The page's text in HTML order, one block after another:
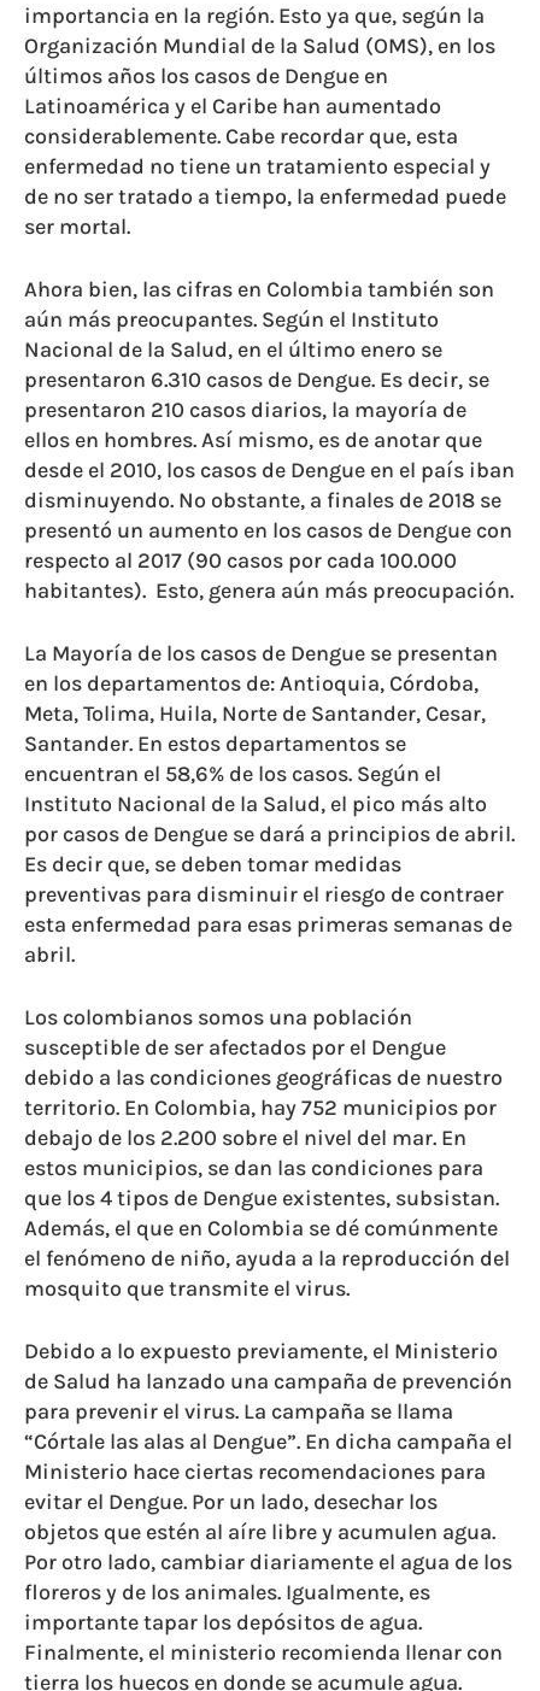
importancia en la región. Esto ya que, según la
Organización Mundial de la Salud (OMS), en los
últimos años los casos de Dengue en
Latinoamérica y el Caribe han aumentado
considerablemente. Cabe recordar que, esta
enfermedad no tiene un tratamiento especial y
de no ser tratado a tiempo, la enfermedad puede
ser mortal.
Ahora bien, las cifras en Colombia también son
aún más preocupantes. Según el Instituto
Nacional de la Salud, en el último enero se
presentaron 6.310 casos de Dengue. Es decir, se
presentaron 210 casos diarios, la mayoría de
ellos en hombres. Así mismo, es de anotar que
desde el 2010, los casos de Dengue en el país iban
disminuyendo. No obstante, a finales de 2018 se
presentó un aumento en los casos de Dengue con
respecto al 2017 (90 casos por cada 100.000
habitantes). Esto, genera aún más preocupación.
La Mayoría de los casos de Dengue se presentan
en los departamentos de: Antioquia, Córdoba,
Meta, Tolima, Huila, Norte de Santander, Cesar,
Santander. En estos departamentos se
encuentran el 58,6% de los casos. Según el
Instituto Nacional de la Salud, el pico más alto
por casos de Dengue se dará a principios de abril.
Es decir que, se deben tomar medidas
preventivas para disminuir el riesgo de contraer
esta enfermedad para esas primeras semanas de
abril.
Los colombianos somos una población
susceptible de ser afectados por el Dengue
debido a las condiciones geográficas de nuestro
territorio. En Colombia, hay 752 municipios por
debajo de los 2.200 sobre el nivel del mar. En
estos municipios, se dan las condiciones para
que los 4 tipos de Dengue existentes, subsistan.
Además, el que en Colombia se dé comúnmente
el fenómeno de niño, ayuda a la reproducción del
mosquito que transmite el virus.
Debido a lo expuesto previamente, el Ministerio
de Salud ha lanzado una campaña de prevención
para prevenir el virus. La campaña se llama
“Córtale las alas al Dengue”. En dicha campaña el
Ministerio hace ciertas recomendaciones para
evitar el Dengue. Por un lado, desechar los
objetos que estén al aíre libre y acumulen agua.
Por otro lado, cambiar diariamente el agua de los
floreros y de los animales. Igualmente, es
importante tapar los depósitos de agua.
Finalmente, el ministerio recomienda llenar con
tierra los huecos en donde se acumule agua.